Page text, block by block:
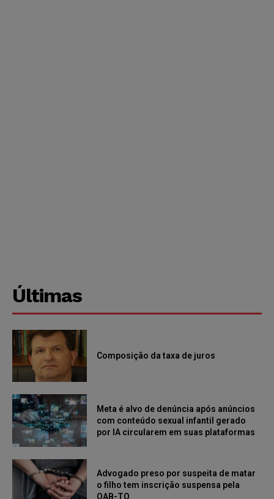
Últimas
Composição da taxa de juros
Meta é alvo de denúncia após anúncios
com conteúdo sexual infantil gerado
por IA circularem em suas plataformas
Advogado preso por suspeita de matar
o filho tem inscrição suspensa pela
OAB-TO